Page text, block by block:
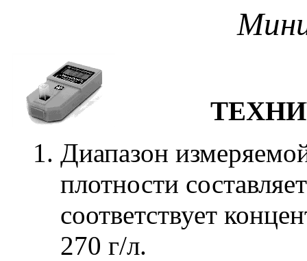
Диапазон
плотности
соответствует
270 г/л.